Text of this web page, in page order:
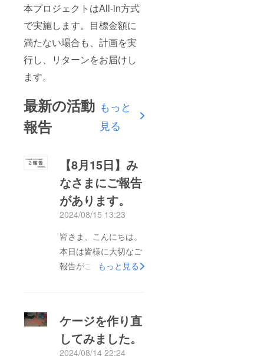
本プロジェクトはAll-in方式
で実施します。目標金額に
満たない場合も、計画を実
行し、リターンをお届けし
ます。
最新の活動
報告
もっと
見る
【8月15日】み
なさまにご報告
があります。
2024/08/15 13:23
皆さま、こんにちは。
本日は皆様に大切なご
報告がございます。こ
した。皆さまのお力添
えにより、たくさんの
もっと見る
ケージを作り直
してみました。
2024/08/14 22:24